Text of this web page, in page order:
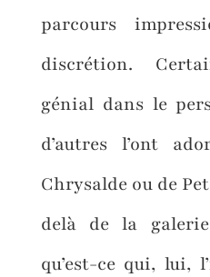
parcours
discrétion.
génial dans le
d’autres l’ont
Chrysalde ou de
delà de la
qu’est-ce qui, lui,